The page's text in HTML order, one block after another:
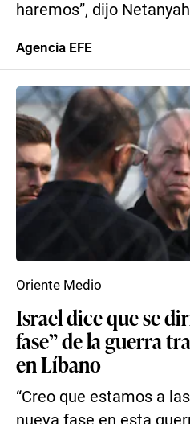
haremos”, dijo
Agencia EFE
Israel dice que se
fase” de la guerra
en Líbano
“Creo que estamos a
Oriente Medio